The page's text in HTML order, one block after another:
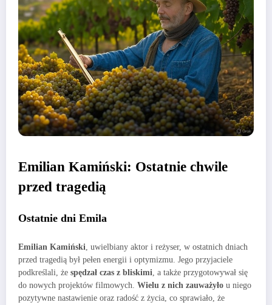
Emilian Kamiński: Ostatnie chwile
przed tragedią
Ostatnie dni Emila
Emilian Kamiński , uwielbiany aktor i reżyser, w ostatnich dniach
przed tragedią był pełen energii i optymizmu. Jego przyjaciele
podkreślali, że spędzał czas z bliskimi , a także przygotowywał się
do nowych projektów filmowych. Wielu z nich zauważyło u niego
pozytywne nastawienie oraz radość z życia, co sprawiało, że